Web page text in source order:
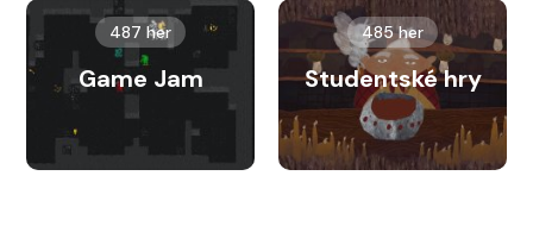
487 her
Game Jam
485 her
Studentské hry